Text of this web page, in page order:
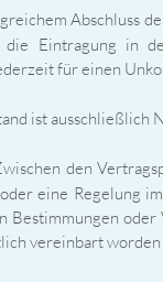
Abschluss
die Eintragung in
für einen
ist ausschließlich
den
eine Regelung
Bestimmungen
vereinbart worden